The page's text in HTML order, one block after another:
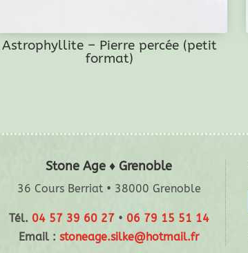
Astrophyllite – Pierre percée (petit
format)
Stone Age ♦ Grenoble
36 Cours Berriat • 38000 Grenoble
Tél. 04 57 39 60 27• 06 79 15 51 14
Email : stoneage.silke@hotmail.fr